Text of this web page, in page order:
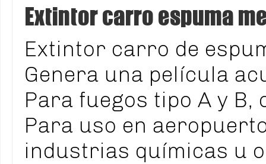
Extintor carro espuma
Extintor carro de
Genera una película
Para fuegos tipo A y
Para uso en
industrias químicas u